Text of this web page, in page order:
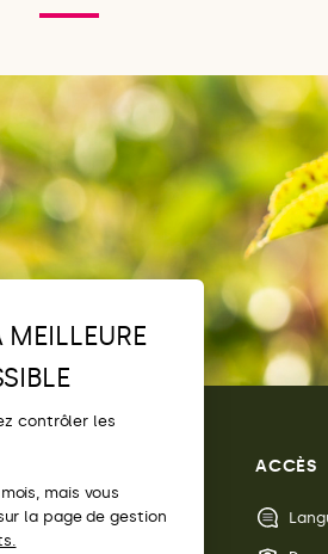
ACCÈS
contrôler les
mais vous
la page de gestion